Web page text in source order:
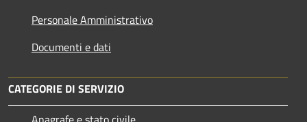
Personale Amministrativo
Documenti e dati
CATEGORIE DI SERVIZIO